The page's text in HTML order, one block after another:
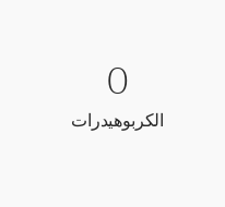
0 الكربوهيدرات
0
الكربوهيدرات